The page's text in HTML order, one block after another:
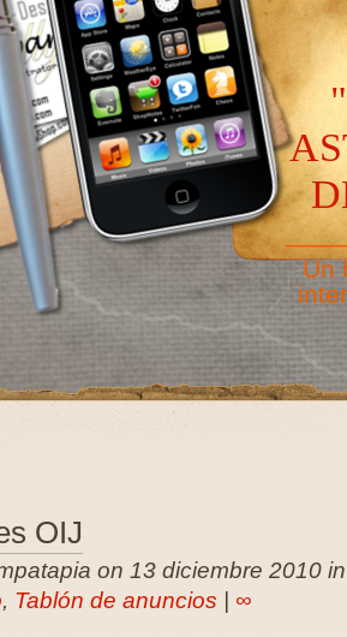
Un
OIJ
on 13 diciembre 2010
, Tablón de anuncios ∞